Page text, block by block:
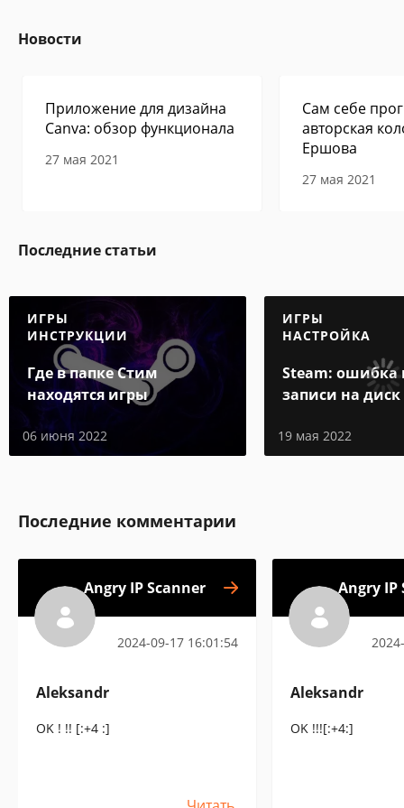
Новости
Приложение для дизайна
Canva: обзор функционала
27 мая 2021
Сам себе
авторская
Ершова
27 мая 2021
Последние статьи
ИГРЫ
ИНСТРУКЦИИ
Где в папке Стим
находятся игры
06 июня 2022
ИГРЫ
НАСТРОЙКА
Steam: ошибка
записи на диск
19 мая 2022
Последние комментарии
Angry IP Scanner
2024-09-17 16:01:54
Aleksandr
OK ! !! [:+4 :]
Angry IP
Aleksandr
OK !!![:+4:]